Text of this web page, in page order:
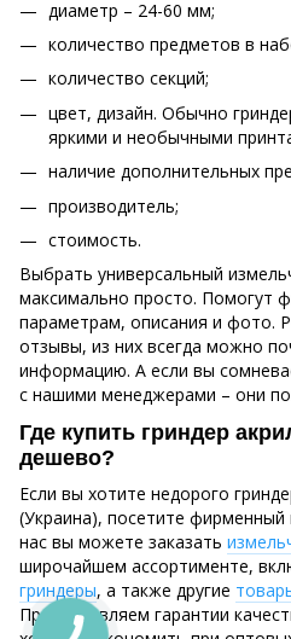
диаметр – 24-60 мм;
количество предметов в
количество секций;
цвет, дизайн. Обычно
яркими и необычными
наличие дополнительных
производитель;
стоимость.
Выбрать универсальный
максимально просто. Помогут
параметрам, описания и фото.
отзывы, из них всегда можно
информацию. А если вы
с нашими менеджерами – они
Где купить гриндер
дешево?
Если вы хотите недорого
(Украина), посетите фирменный
нас вы можете заказать
широчайшем ассортименте,
гриндеры, а также другие
Предоставляем гарантии